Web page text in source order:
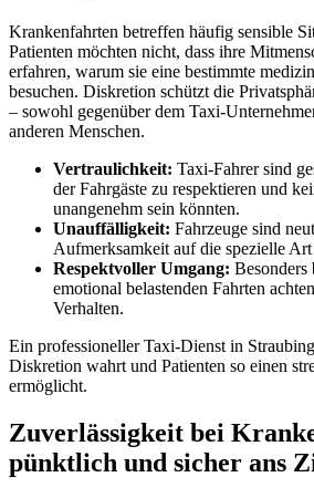
Krankenfahrten betreffen häufig sensible
Patienten möchten nicht, dass ihre
erfahren, warum sie eine bestimmte
besuchen. Diskretion schützt die
– sowohl gegenüber dem Taxi-
anderen Menschen.
Vertraulichkeit: Taxi-Fahrer sind
der Fahrgäste zu respektieren und
unangenehm sein könnten.
Unauffälligkeit: Fahrzeuge sind
Aufmerksamkeit auf die spezielle
Respektvoller Umgang: Besonders
emotional belastenden Fahrten
Verhalten.
Ein professioneller Taxi-Dienst in
Diskretion wahrt und Patienten so einen
ermöglicht.
Zuverlässigkeit bei
pünktlich und sicher ans